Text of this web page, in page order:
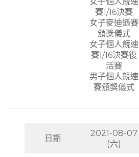
賽1/16決賽
女子麥迪遜賽
頒獎儀式
女子個人競速
賽1/16決賽復
活賽
男子個人競速
賽頒獎儀式
日期
2021-08-07
(六)